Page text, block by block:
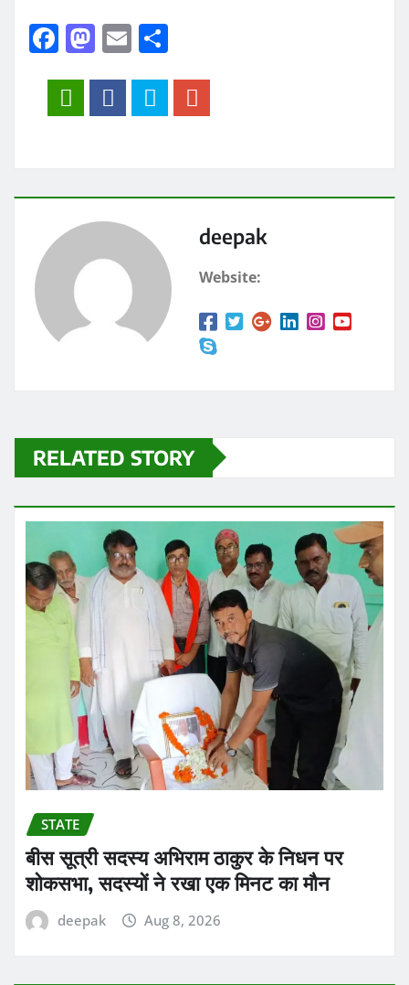
F
c
e
k
M
st
o
n
E
ai
l re
deepak
Website:
RELATED STORY
STATE
बीस सूत्री सदस्य अभिराम ठाकुर के निधन पर
शोकसभा, सदस्यों ने रखा एक मिनट का मौन
deepak Aug 8, 2026